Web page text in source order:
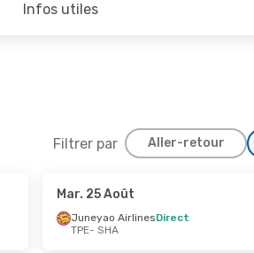
Infos utiles
Filtrer par Aller-retour
- Lun. 5 Oct.
Mar. 25 Août
Juneyao AirlinesDirect
TPE- SHA